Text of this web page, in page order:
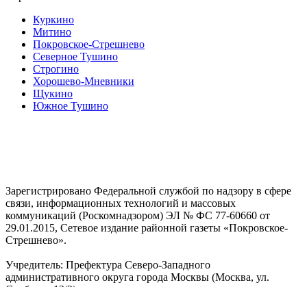
Куркино
Митино
Покровское-Стрешнево
Северное Тушино
Строгино
Хорошево-Мневники
Щукино
Южное Тушино
Зарегистрировано Федеральной службой по надзору в сфере
связи, информационных технологий и массовых
коммуникаций (Роскомнадзором) ЭЛ № ФС 77-60660 от
29.01.2015, Сетевое издание районной газеты «Покровское-
Стрешнево».
Учредитель: Префектура Северо-Западного
административного округа города Москвы (Москва, ул.